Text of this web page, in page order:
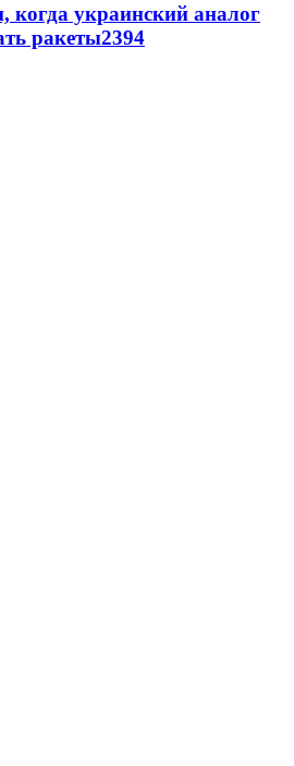
когда украинский аналог
ракеты2394